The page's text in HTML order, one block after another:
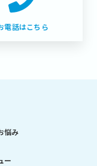
電話はこちら
悩み
ー